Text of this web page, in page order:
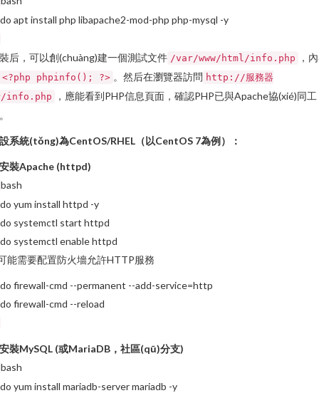
apt install php libapache2-mod-php php-mysql -y
后，可以創(chuàng)建一個測試文件 /var/www/html/info.php ，
<?php phpinfo(); ?> 。然后在瀏覽器訪問 http://服務器
info.php
，應能看到PHP信息頁面，確認PHP已與Apache協(xié)同工
系統(tǒng)為CentOS/RHEL（以CentOS 7為例）：
安裝Apache (httpd)
bash
yum install httpd -y
systemctl start httpd
systemctl enable httpd
能需要配置防火墻允許HTTP服務
firewall-cmd --permanent --add-service=http
firewall-cmd --reload
安裝MySQL (或MariaDB，社區(qū)分支)
bash
yum install mariadb-server mariadb -y